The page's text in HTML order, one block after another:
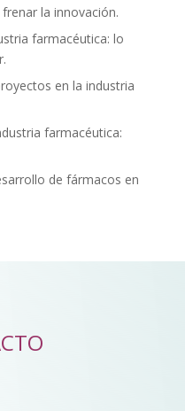
la innovación.
farmacéutica: lo
en la industria
farmacéutica:
de fármacos en